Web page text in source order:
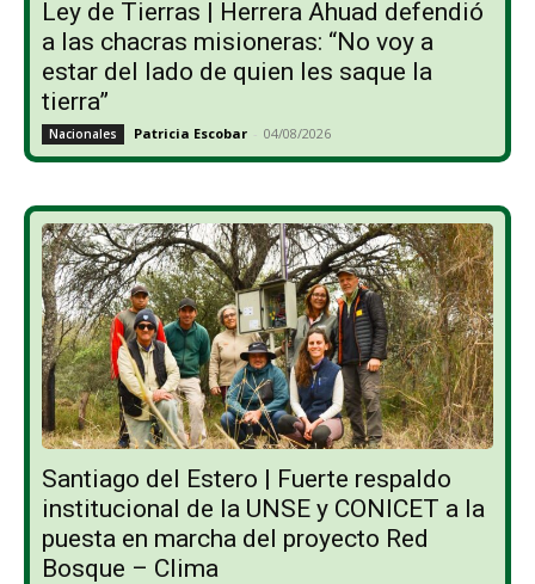
Ley de Tierras | Herrera Ahuad defendió
a las chacras misioneras: “No voy a
estar del lado de quien les saque la
tierra”
Nacionales Patricia Escobar - 04/08/2026
Santiago del Estero | Fuerte respaldo
institucional de la UNSE y CONICET a la
puesta en marcha del proyecto Red
Bosque – Clima